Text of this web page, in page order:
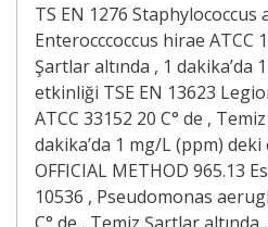
TS EN 1276 Staphylococcus
Enterocccoccus hirae ATCC
Şartlar altında , 1 dakika’da
etkinliği TSE EN 13623
ATCC 33152 20 C° de ,
dakika’da 1 mg/L (ppm) deki
OFFICIAL METHOD 965.13
10536 , Pseudomonas
C° de , Temiz Şartlar